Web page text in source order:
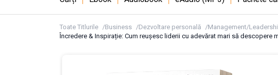
Toate Titlurile Business Dezvoltare personală Management/
Încredere & Inspirație: Cum reușesc liderii cu adevărat mari să descopere